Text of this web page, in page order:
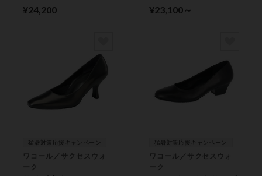
く 疲れにくい｜ パ
¥24,200
にくい｜ パンプス
¥23,100～
猛暑対策応援キャンペーン
ワコール／サクセスウォ
ーク
猛暑対策応援キャンペーン
ワコール／サクセスウォ
ーク